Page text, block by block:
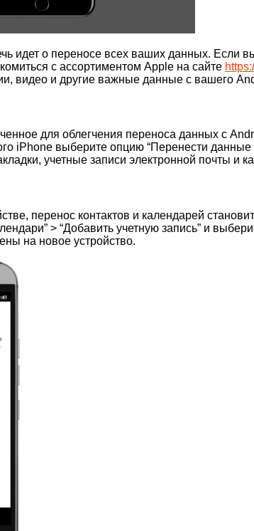
идет о переносе всех ваших данных. Если
с ассортиментом Apple на сайте
видео и другие важные данные с вашего
для облегчения переноса данных с
iPhone выберите опцию “Перенести
учетные записи электронной почты и
перенос контактов и календарей
> “Добавить учетную запись” и
на новое устройство.